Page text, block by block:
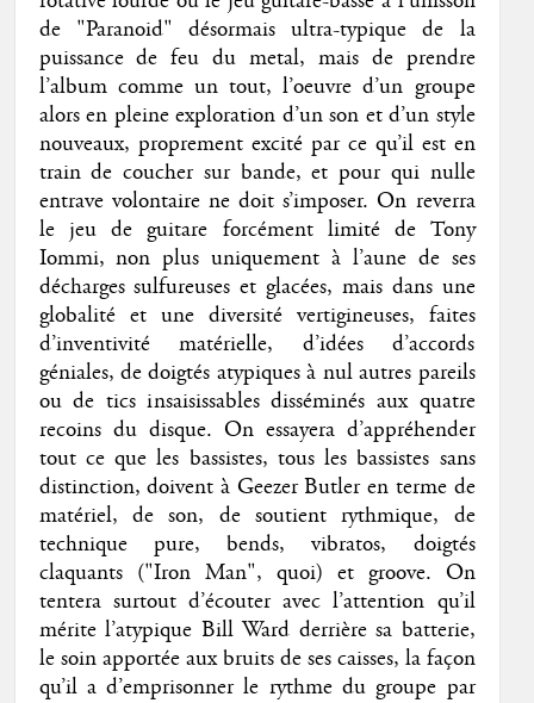
de "Paranoid" désormais ultra-typique de la
puissance de feu du metal, mais de prendre
l’album comme un tout, l’oeuvre d’un groupe
alors en pleine exploration d’un son et d’un style
nouveaux, proprement excité par ce qu’il est en
train de coucher sur bande, et pour qui nulle
entrave volontaire ne doit s’imposer. On reverra
le jeu de guitare forcément limité de Tony
Iommi, non plus uniquement à l’aune de ses
décharges sulfureuses et glacées, mais dans une
globalité et une diversité vertigineuses, faites
d’inventivité matérielle, d’idées d’accords
géniales, de doigtés atypiques à nul autres pareils
ou de tics insaisissables disséminés aux quatre
recoins du disque. On essayera d’appréhender
tout ce que les bassistes, tous les bassistes sans
distinction, doivent à Geezer Butler en terme de
matériel, de son, de soutient rythmique, de
technique pure, bends, vibratos, doigtés
claquants ("Iron Man", quoi) et groove. On
tentera surtout d’écouter avec l’attention qu’il
mérite l’atypique Bill Ward derrière sa batterie,
le soin apportée aux bruits de ses caisses, la façon
qu’il a d’emprisonner le rythme du groupe par